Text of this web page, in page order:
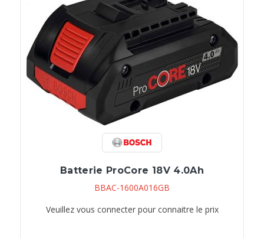
Batterie ProCore 18V 4.0Ah
BBAC-1600A016GB
Veuillez vous connecter pour connaitre le prix